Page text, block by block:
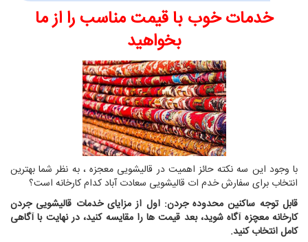
خدمات خوب با قیمت مناسب را از ما
بخواهید
با وجود این سه نکته حائز اهمیت در قالیشویی معجزه ، به نظر شما بهترین
انتخاب برای سفارش خدم ات قالیشویی سعادت آباد کدام کارخانه است؟
قابل توجه ساکنین محدوده جردن: اول از مزایای خدمات قالیشویی جردن
کارخانه معچزه آگاه شوید، بعد قیمت ها را مقایسه کنید، در نهایت با آگاهی
کامل انتخاب کنید.